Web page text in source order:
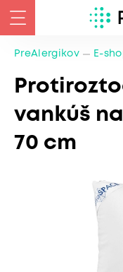
PreAlergikov E-
vankúš
70 cm